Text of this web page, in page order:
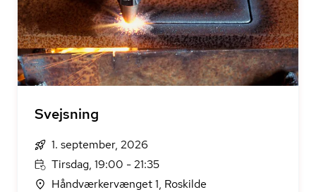
Svejsning
1. september, 2026
Tirsdag, 19:00 - 21:35
Håndværkervænget 1, Roskilde